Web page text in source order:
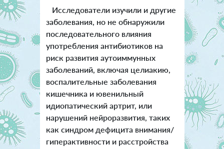
Исследователи изучили и другие
заболевания, но не обнаружили
последовательного влияния
употребления антибиотиков на
риск развития аутоиммунных
заболеваний, включая целиакию,
воспалительные заболевания
кишечника и ювенильный
идиопатический артрит, или
нарушений нейроразвития, таких
как синдром дефицита внимания/
гиперактивности и расстройства